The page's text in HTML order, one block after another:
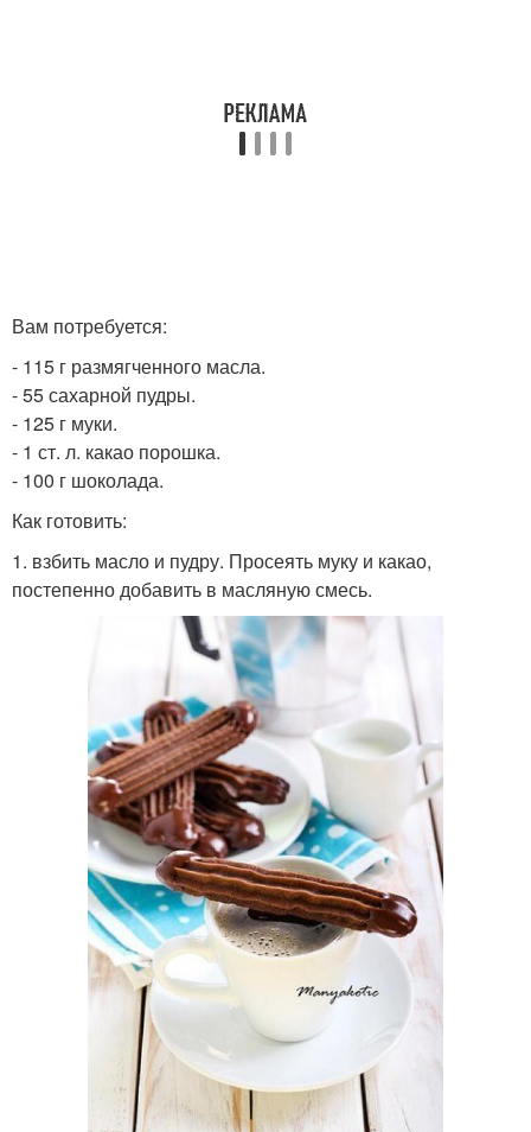
Вам потребуется:
- 115 г размягченного масла.
- 55 сахарной пудры.
- 125 г муки.
- 1 ст. л. какао порошка.
- 100 г шоколада.
Как готовить:
1. взбить масло и пудру. Просеять муку и какао,
постепенно добавить в масляную смесь.